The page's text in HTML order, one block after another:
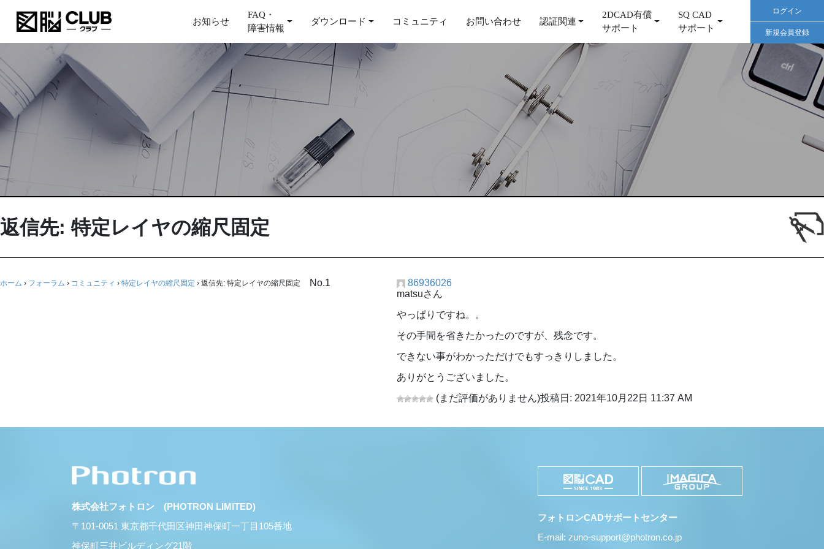
お知らせ
FAQ・
障害情報
ダウンロード コミュニティ お問い合わせ 認証関連
2DCAD有償
サポート
SQ CAD
サポート
ログイン
新規会員登録
返信先: 特定レイヤの縮尺固定
ホーム › フォーラム › コミュニティ › 特定レイヤの縮尺固定 › 返信先: 特定レイヤの縮尺固定 No.1
86936026
matsuさん
やっぱりですね。。
その手間を省きたかったのですが、残念です。
できない事がわかっただけでもすっきりしました。
ありがとうございました。
(まだ評価がありません)投稿日: 2021年10月22日 11:37 AM
株式会社フォトロン (PHOTRON LIMITED)
〒101-0051 東京都千代田区神田神保町一丁目105番地
神保町三井ビルディング21階
フォトロンCADサポートセンター
E-mail: zuno-support@photron.co.jp